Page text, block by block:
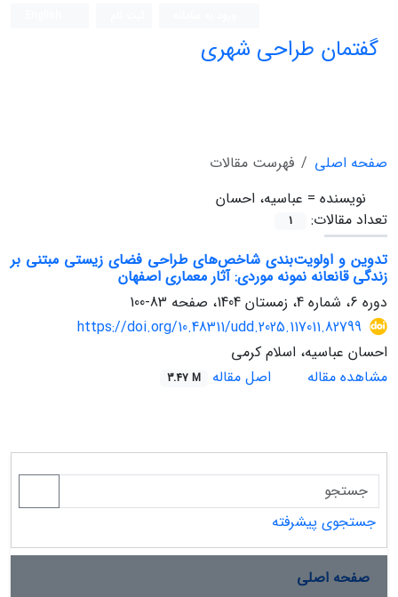
گفتمان طراحی شهری
صفحه اصلی
فهرست مقالات
نویسنده = عباسیه، احسان
تعداد مقالات:
1
تدوین و اولویت‌بندی شاخص‌های طراحی فضای زیستی مبتنی بر
زندگی قانعانه نمونه موردی: آثار معماری اصفهان
دوره 6، شماره 4، زمستان 1404، صفحه
83-100
https://doi.org/10.48311/udd.2025.117011.82799
احسان عباسیه، اسلام کرمی
مشاهده مقاله
اصل مقاله 3.47 M
جستجوی پیشرفته
صفحه اصلی